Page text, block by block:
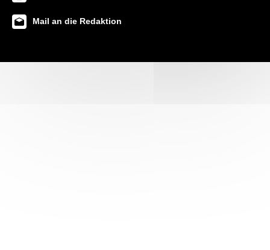
Mail an die Redaktion